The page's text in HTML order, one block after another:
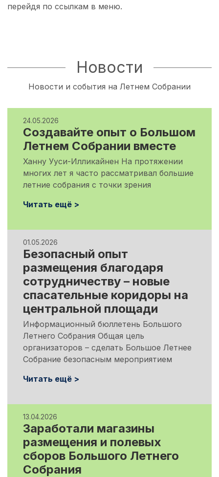
перейдя по ссылкам в меню.
Новости
Новости и события на Летнем Собрании
24.05.2026
Создавайте опыт о Большом
Летнем Собрании вместе
Ханну Ууси-Илликайнен На протяжении
многих лет я часто рассматривал большие
летние собрания с точки зрения
Читать ещё >
01.05.2026
Безопасный опыт
размещения благодаря
сотрудничеству – новые
спасательные коридоры на
центральной площади
Информационный бюллетень Большого
Летнего Собрания Общая цель
организаторов – сделать Большое Летнее
Собрание безопасным мероприятием
Читать ещё >
13.04.2026
Заработали магазины
размещения и полевых
сборов Большого Летнего
Собрания